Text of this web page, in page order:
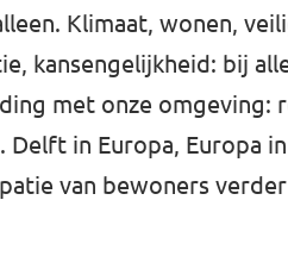
Klimaat, wonen,
kansengelijkheid: bij
met onze omgeving:
Delft in Europa, Europa
van bewoners